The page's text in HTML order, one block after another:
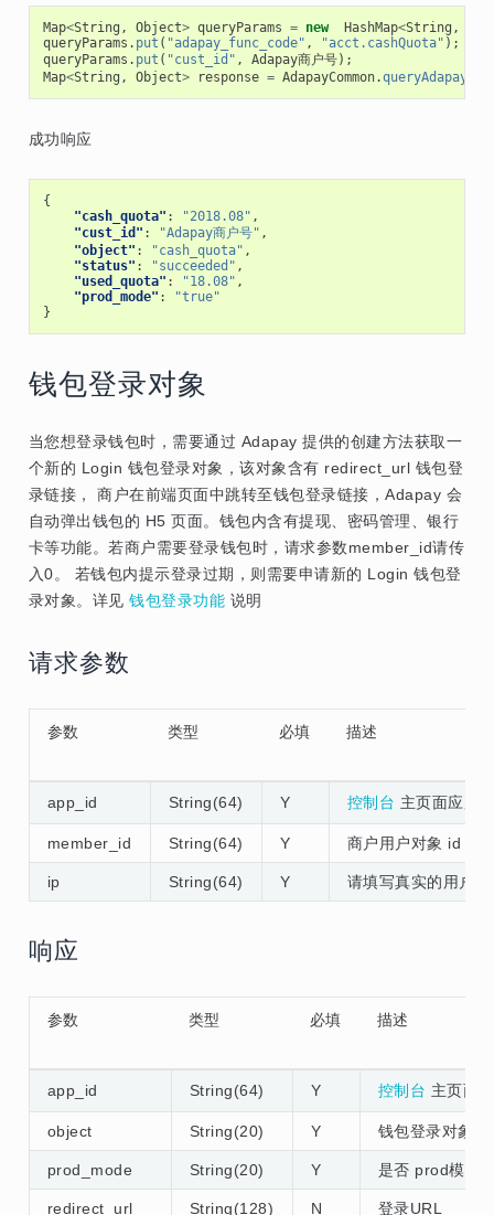
Map<String , Object> queryParams = new HashMap<String ,
queryParams . put ( "adapay_func_code" , "acct.cashQuota" );
queryParams . put ( "cust_id" , Adapay商户号);
Map<String , Object> response = AdapayCommon.queryAdapay
成功响应
{
"cash_quota" : "2018.08" ,
"cust_id" : "Adapay商户号" ,
"object" : "cash_quota" ,
"status" : "succeeded" ,
"used_quota" : "18.08" ,
"prod_mode" :
"true"
}
钱包登录对象
当您想登录钱包时，需要通过 Adapay 提供的创建方法获取一
个新的 Login 钱包登录对象，该对象含有 redirect_url 钱包登
录链接， 商户在前端页面中跳转至钱包登录链接，Adapay 会
自动弹出钱包的 H5 页面。钱包内含有提现、密码管理、银行
卡等功能。若商户需要登录钱包时，请求参数member_id请传
入0。 若钱包内提示登录过期，则需要申请新的 Login 钱包登
录对象。详见钱包登录功能 说明
请求参数
参数 类型 必填 描述
app_id String(64) Y 控制台 主页面应用
member_id String(64) Y 商户用户对象 id，
ip String(64) Y 请填写真实的用户
响应
参数 类型 必填 描述
app_id String(64) Y 控制台 主页面
object String(20) Y 钱包登录对象
prod_mode String(20) Y 是否 prod模式
redirect_url String(128) N 登录URL